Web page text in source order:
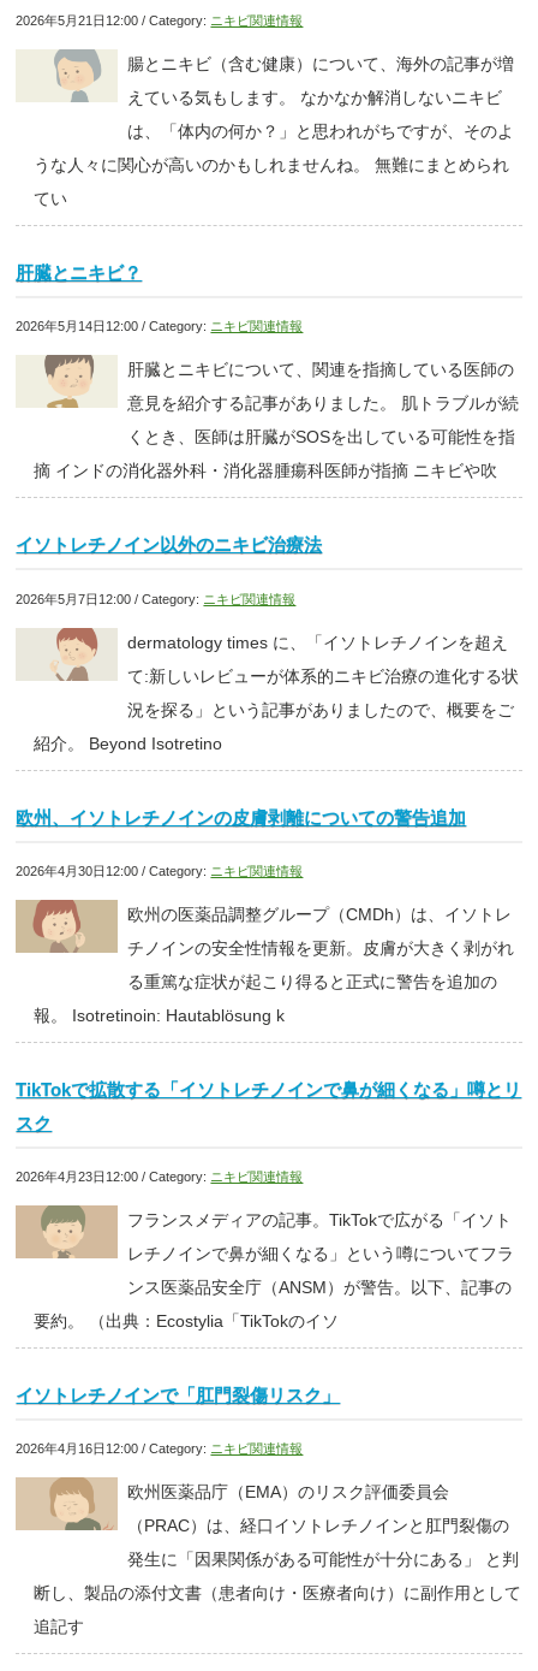
2026年5月21日12:00 / Category: ニキビ関連情報
腸とニキビ（含む健康）について、海外の記事が増
えている気もします。 なかなか解消しないニキビ
は、「体内の何か？」と思われがちですが、そのよ
うな人々に関心が高いのかもしれませんね。 無難にまとめられ
てい
肝臓とニキビ？
2026年5月14日12:00 / Category: ニキビ関連情報
肝臓とニキビについて、関連を指摘している医師の
意見を紹介する記事がありました。 肌トラブルが続
くとき、医師は肝臓がSOSを出している可能性を指
摘 インドの消化器外科・消化器腫瘍科医師が指摘 ニキビや吹
イソトレチノイン以外のニキビ治療法
2026年5月7日12:00 / Category: ニキビ関連情報
dermatology times に、「イソトレチノインを超え
て:新しいレビューが体系的ニキビ治療の進化する状
況を探る」という記事がありましたので、概要をご
紹介。 Beyond Isotretino
欧州、イソトレチノインの皮膚剥離についての警告追加
2026年4月30日12:00 / Category: ニキビ関連情報
欧州の医薬品調整グループ（CMDh）は、イソトレ
チノインの安全性情報を更新。皮膚が大きく剥がれ
る重篤な症状が起こり得ると正式に警告を追加の
報。 Isotretinoin: Hautablösung k
TikTokで拡散する「イソトレチノインで鼻が細くなる」噂とリ
スク
2026年4月23日12:00 / Category: ニキビ関連情報
フランスメディアの記事。TikTokで広がる「イソト
レチノインで鼻が細くなる」という噂についてフラ
ンス医薬品安全庁（ANSM）が警告。以下、記事の
要約。 （出典：Ecostylia「TikTokのイソ
イソトレチノインで「肛門裂傷リスク」
2026年4月16日12:00 / Category: ニキビ関連情報
欧州医薬品庁（EMA）のリスク評価委員会
（PRAC）は、経口イソトレチノインと肛門裂傷の
発生に「因果関係がある可能性が十分にある」 と判
断し、製品の添付文書（患者向け・医療者向け）に副作用として
追記す